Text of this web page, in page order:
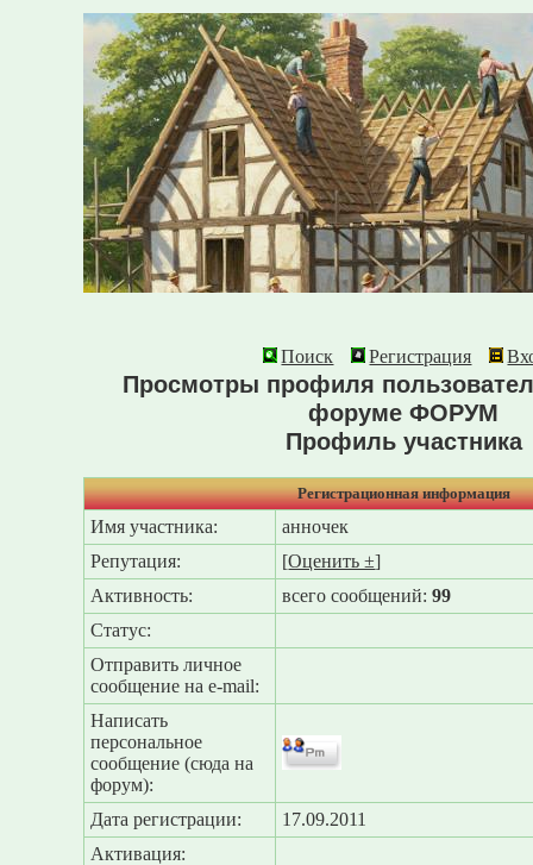
Поиск Регистрация
Просмотры профиля
форуме ФОРУМ
Профиль участника
Регистрационная информация
Имя участника:
анночек
Репутация:
[Оценить ±]
Активность:
всего сообщений:99
Статус:
Отправить личное
сообщение на e-mail:
Написать
персональное
сообщение (сюда на
форум):
Дата регистрации:
17.09.2011
Активация: